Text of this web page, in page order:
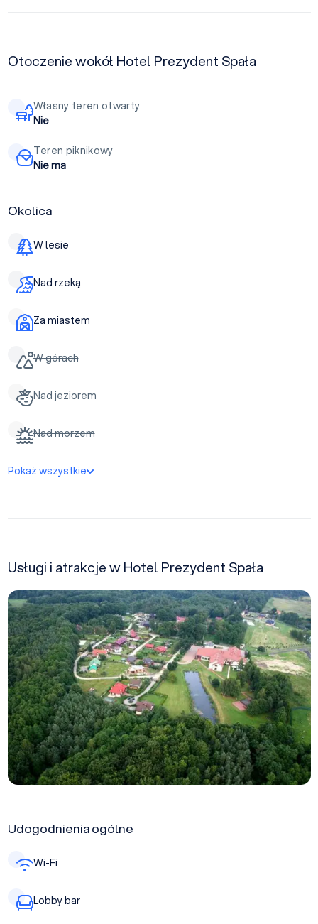
Otoczenie wokół Hotel Prezydent Spała
Własny teren otwarty
Nie
Teren piknikowy
Nie ma
Okolica
W lesie
Nad rzeką
Za miastem
W górach
Nad jeziorem
Nad morzem
Pokaż wszystkie
Usługi i atrakcje w Hotel Prezydent Spała
Udogodnienia ogólne
Wi-Fi
Lobby bar